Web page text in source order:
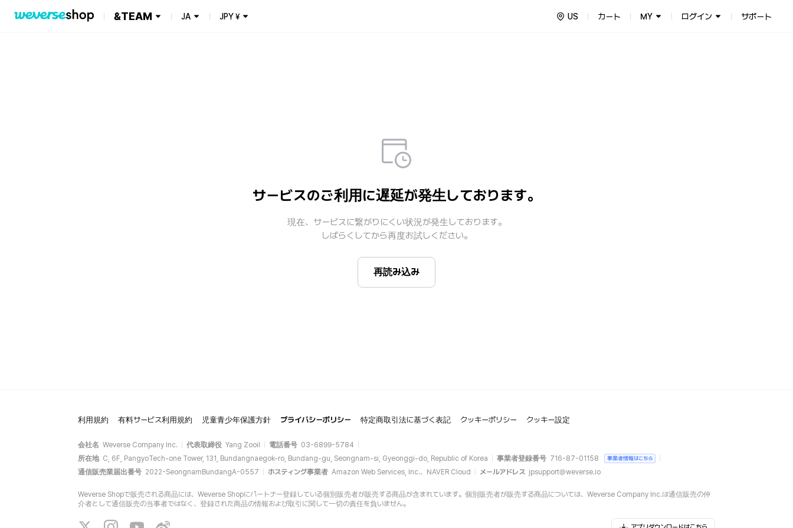
&TEAM JA JPY¥ US カート MY ログイン サポート
サービスのご利用に遅延が発生しております。
現在、サービスに繋がりにくい状況が発生しております。
しばらくしてから再度お試しください。
再読み込み
利用規約 有料サービス利用規約 児童青少年保護方針 プライバシーポリシー 特定商取引法に基づく表記 クッキーポリシー クッキー設定
会社名 Weverse Company Inc. 代表取締役 Yang Zooil 電話番号 03-6899-5784
所在地 C, 6F, PangyoTech-one Tower, 131, Bundangnaegok-ro, Bundang-gu, Seongnam-si, Gyeonggi-do, Republic of Korea 事業者登録番号 716-87-01158 事業者情報はこちら
通信販売業届出番号 2022-SeongnamBundangA-0557 ホスティング事業者 Amazon Web Services, Inc.、NAVER Cloud メールアドレス jpsupport@weverse.io
Weverse Shopで販売される商品には、Weverse Shopにパートナー登録している個別販売者が販売する商品が含まれています。個別販売者が販売する商品については、Weverse Company Inc.は通信販売の仲
介者として通信販売の当事者ではなく、登録された商品の情報および取引に関して一切の責任を負いません。